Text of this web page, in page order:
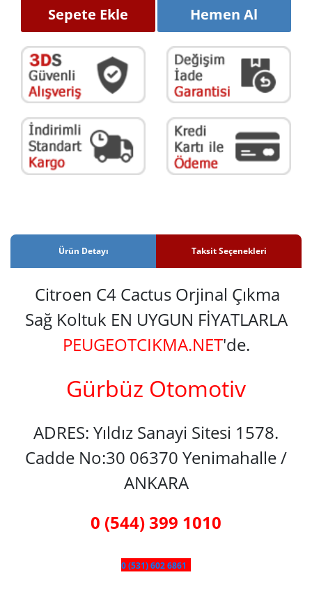
Sepete Ekle Hemen Al
Ürün Detayı Taksit Seçenekleri
Citroen C4 Cactus Orjinal Çıkma
Sağ Koltuk EN UYGUN FİYATLARLA
PEUGEOTCIKMA.NET'de.
Gürbüz Otomotiv
ADRES: Yıldız Sanayi Sitesi 1578.
Cadde No:30 06370 Yenimahalle /
ANKARA
0 (544) 399 1010
0 (531) 602 6861